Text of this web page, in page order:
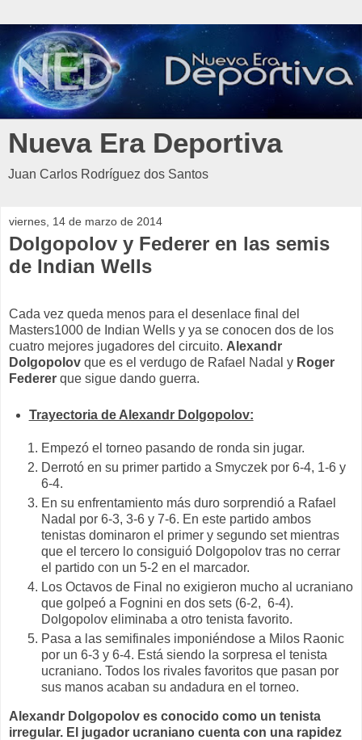
Nueva Era Deportiva
Juan Carlos Rodríguez dos Santos
viernes, 14 de marzo de 2014
Dolgopolov y Federer en las semis
de Indian Wells
Cada vez queda menos para el desenlace final del
Masters1000 de Indian Wells y ya se conocen dos de los
cuatro mejores jugadores del circuito. Alexandr
Dolgopolov que es el verdugo de Rafael Nadal y Roger
Federer que sigue dando guerra.
Trayectoria de Alexandr Dolgopolov:
Empezó el torneo pasando de ronda sin jugar.
Derrotó en su primer partido a Smyczek por 6-4, 1-6 y
6-4.
En su enfrentamiento más duro sorprendió a Rafael
Nadal por 6-3, 3-6 y 7-6. En este partido ambos
tenistas dominaron el primer y segundo set mientras
que el tercero lo consiguió Dolgopolov tras no cerrar
el partido con un 5-2 en el marcador.
Los Octavos de Final no exigieron mucho al ucraniano
que golpeó a Fognini en dos sets (6-2, 6-4).
Dolgopolov eliminaba a otro tenista favorito.
Pasa a las semifinales imponiéndose a Milos Raonic
por un 6-3 y 6-4. Está siendo la sorpresa el tenista
ucraniano. Todos los rivales favoritos que pasan por
sus manos acaban su andadura en el torneo.
Alexandr Dolgopolov es conocido como un tenista
irregular. El jugador ucraniano cuenta con una rapidez